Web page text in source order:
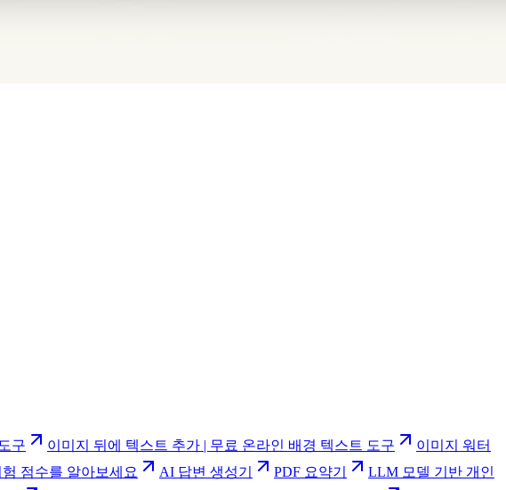
구 이미지 뒤에 텍스트 추가 | 무료 온라인 배경 텍스트 도구
이미지 워터
점수를 알아보세요 AI 답변 생성기 PDF 요약기
LLM 모델 기반 개인